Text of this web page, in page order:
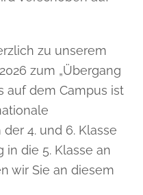
zu unserem
zum „Übergang
auf dem Campus ist
4. und 6. Klasse
in die 5. Klasse an
wir Sie an diesem